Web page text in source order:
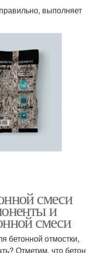
выполняет
смеси
и
смеси
бетонной отмостки,
Отметим, что бетон